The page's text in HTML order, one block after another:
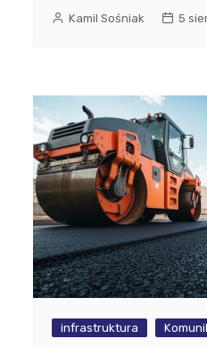
Kamil Sośniak 5
infrastruktura